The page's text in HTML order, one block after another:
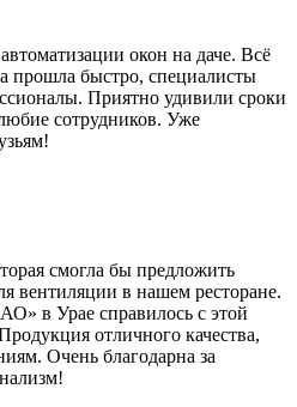
окон на даче. Всё
прошла быстро, специалисты
Приятно удивили сроки
сотрудников. Уже
смогла бы предложить
вентиляции в нашем ресторане.
в Урае справилось с этой
отличного качества,
Очень благодарна за